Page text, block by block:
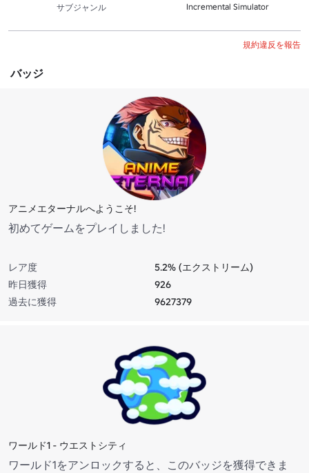
サブジャンル Incremental Simulator
規約違反を報告
バッジ
アニメエターナルへようこそ!
初めてゲームをプレイしました!
レア度
5.2% (エクストリーム)
昨日獲得
926
過去に獲得
9627379
ワールド1 - ウエストシティ
ワールド1をアンロックすると、このバッジを獲得できま